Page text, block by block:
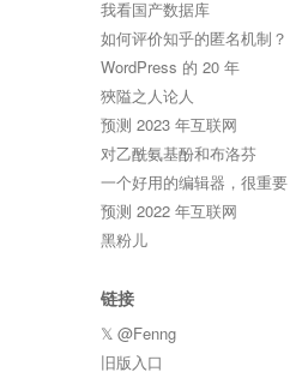
我看国产数据库
如何评价知乎的匿名机制？
WordPress 的 20 年
狹隘之人论人
预测 2023 年互联网
对乙酰氨基酚和布洛芬
一个好用的编辑器，很重要
预测 2022 年互联网
黑粉儿
链接
𝕏 @Fenng
旧版入口